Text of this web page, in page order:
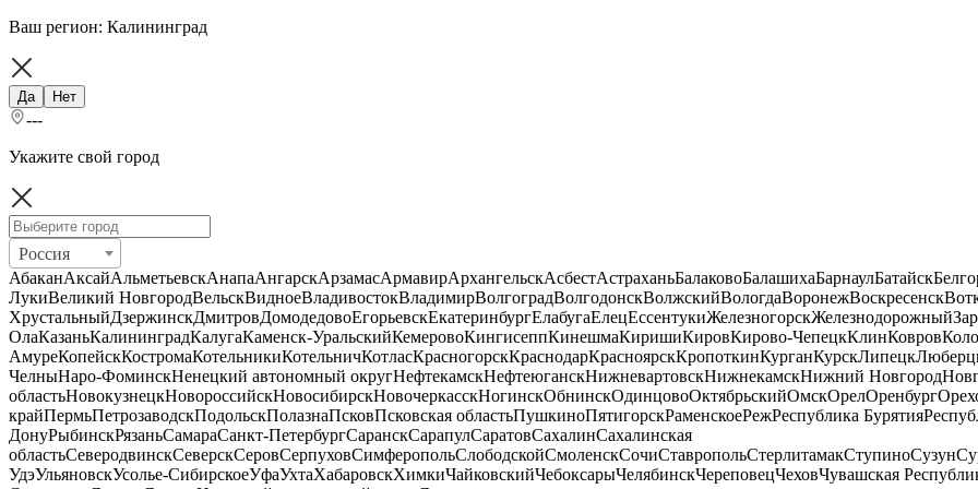
Ваш регион: Калининград
Да Нет
---
Укажите свой город
Россия
АбаканАксайАльметьевскАнапаАнгарскАрзамасАрмавирАрхангельскАсбестАстраханьБалаковоБалашихаБарнаулБатайск
ЛукиВеликий НовгородВельскВидноеВладивостокВладимирВолгоградВолгодонскВолжскийВологдаВоронежВоскресенск
ХрустальныйДзержинскДмитровДомодедовоЕгорьевскЕкатеринбургЕлабугаЕлецЕссентукиЖелезногорскЖелезнодорожный
ОлаКазаньКалининградКалугаКаменск-УральскийКемеровоКингисеппКинешмаКиришиКировКирово-ЧепецкКлинКовров
АмуреКопейскКостромаКотельникиКотельничКотласКрасногорскКраснодарКрасноярскКропоткинКурганКурскЛипецк
ЧелныНаро-ФоминскНенецкий автономный округНефтекамскНефтеюганскНижневартовскНижнекамскНижний Новгород
областьНовокузнецкНовороссийскНовосибирскНовочеркасскНогинскОбнинскОдинцовоОктябрьскийОмскОрелОренбург
крайПермьПетрозаводскПодольскПолазнаПсковПсковская областьПушкиноПятигорскРаменскоеРежРеспублика Бурятия
ДонуРыбинскРязаньСамараСанкт-ПетербургСаранскСарапулСаратовСахалинСахалинская
областьСеверодвинскСеверскСеровСерпуховСимферопольСлободскойСмоленскСочиСтавропольСтерлитамакСтупиноСузун
УдэУльяновскУсолье-СибирскоеУфаУхтаХабаровскХимкиЧайковскийЧебоксарыЧелябинскЧереповецЧеховЧувашская